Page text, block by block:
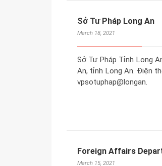
Sở Tư Pháp Long An
March 18, 2021
Sở Tư Pháp Tỉnh Long
An, tỉnh Long An. Điện
vpsotuphap@longan.
Foreign Affairs
March 15, 2021